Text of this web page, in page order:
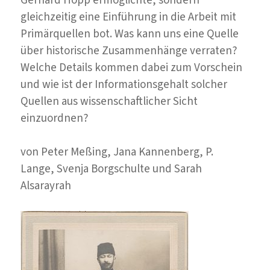
gleichzeitig eine Einführung in die Arbeit mit
Primärquellen bot. Was kann uns eine Quelle
über historische Zusammenhänge verraten?
Welche Details kommen dabei zum Vorschein
und wie ist der Informationsgehalt solcher
Quellen aus wissenschaftlicher Sicht
einzuordnen?
von Peter Meßing, Jana Kannenberg, P.
Lange, Svenja Borgschulte und Sarah
Alsarayrah